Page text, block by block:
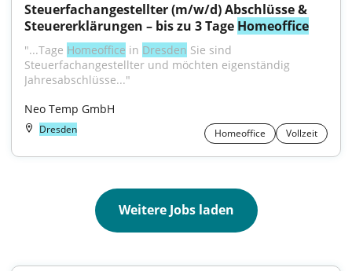
Steuerfachangestellter (m/w/d) Abschlüsse &
Steuererklärungen – bis zu 3 Tage Homeoffice
"...Tage Homeoffice in Dresden Sie sind
Steuerfachangestellter und möchten eigenständig
Jahresabschlüsse..."
Neo Temp GmbH
Dresden Homeoffice Vollzeit
Weitere Jobs laden